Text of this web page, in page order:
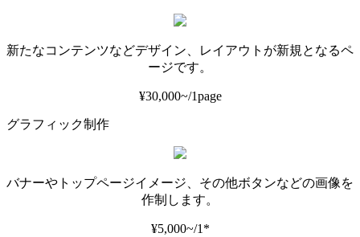
新たなコンテンツなどデザイン、レイアウトが新規となるペ
ージです。
¥30,000~/1page
グラフィック制作
バナーやトップページイメージ、その他ボタンなどの画像を
作制します。
¥5,000~/1*